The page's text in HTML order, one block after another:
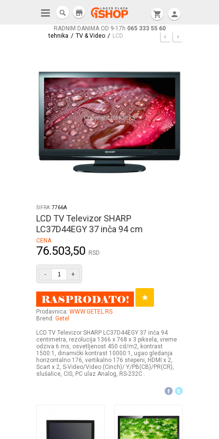
RADNIM DANIMA OD 9-17h 065 333 55 60
shopping_cart person
store
tehnika / TV & Video / LCD
ŠIFRA:7766A
LCD TV Televizor SHARP
LC37D44EGY 37 inča 94 cm
CENA
76.503,50 RSD
- +
Prodavnica: WWW.GETEL.RS
Brend: Getel
LCD TV Televizor SHARP LC37D44EGY 37 inča 94
centimetra, rezolucija 1366 x 768 x 3 piksela, vreme
odziva 6 ms, osvetljenost 450 cd/m2, kontrast
1500:1, dinamički kontrast 10000:1, ugao gledanja
horizontalno 176, vertikalno 176 stepeni, HDMI x 2,
Scart x 2, S-Video/Video (Cinch)/ Y/PB(CB)/PR(CR),
slušalice, CIS, PC ulaz Analog, RS-232C .